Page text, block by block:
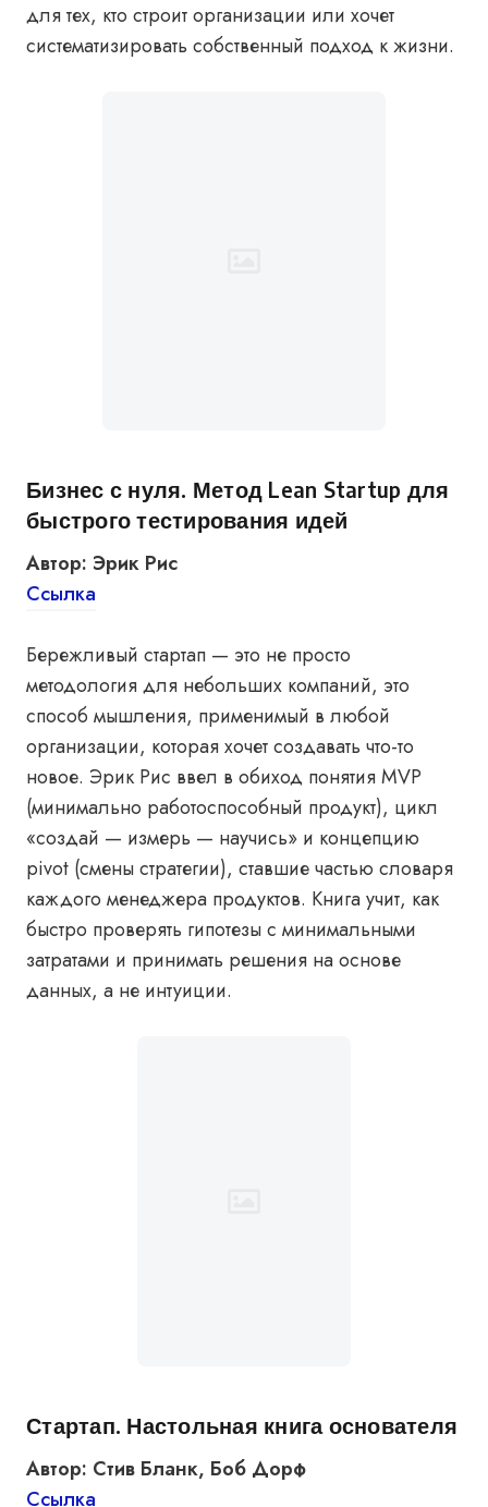
для тех, кто строит организации или хочет
систематизировать собственный подход к жизни.
Бизнес с нуля. Метод Lean Startup для
быстрого тестирования идей
Автор: Эрик Рис
Ссылка
Бережливый стартап — это не просто
методология для небольших компаний, это
способ мышления, применимый в любой
организации, которая хочет создавать что-то
новое. Эрик Рис ввел в обиход понятия MVP
(минимально работоспособный продукт), цикл
«создай — измерь — научись» и концепцию
pivot (смены стратегии), ставшие частью словаря
каждого менеджера продуктов. Книга учит, как
быстро проверять гипотезы с минимальными
затратами и принимать решения на основе
данных, а не интуиции.
Стартап. Настольная книга основателя
Автор: Стив Бланк, Боб Дорф
Ссылка